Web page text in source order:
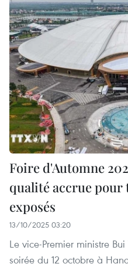
Foire d'Automne
qualité accrue pour
exposés
13/10/2025 03:20
Le vice-Premier ministre
soirée du 12 octobre à